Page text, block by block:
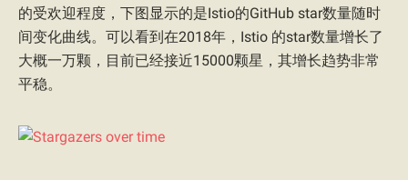
的受欢迎程度，下图显示的是Istio的GitHub star数量随时
间变化曲线。可以看到在2018年，Istio 的star数量增长了
大概一万颗，目前已经接近15000颗星，其增长趋势非常
平稳。